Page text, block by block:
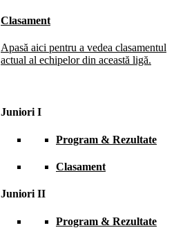
Clasament
Apasă aici pentru a vedea clasamentul
actual al echipelor din această ligă.
Juniori I
Program & Rezultate
Clasament
Juniori II
Program & Rezultate